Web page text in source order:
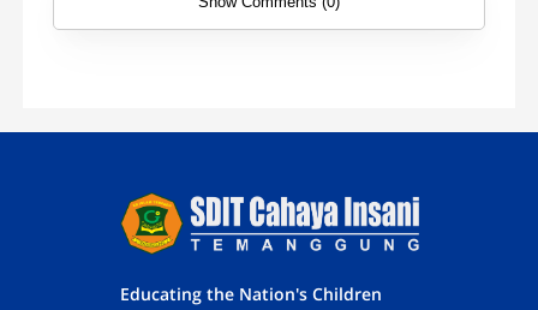
Educating the Nation's Children